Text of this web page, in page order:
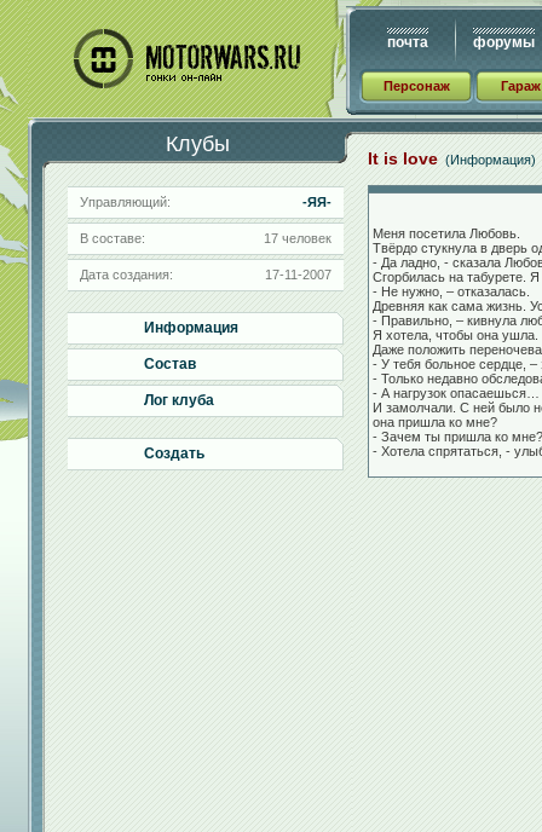
почта форумы
Персонаж Гараж
Клубы
Управляющий: -ЯЯ-
В составе: 17 человек
Дата создания: 17-11-2007
Информация
Состав
Лог клуба
Создать
It is love (Информация)
Меня посетила Любовь.
Твёрдо стукнула в дверь
- Да ладно, - сказала
Сгорбилась на табурете.
- Не нужно, – отказалась.
Древняя как сама жизнь.
- Правильно, – кивнула
Я хотела, чтобы она ушла.
Даже положить
- У тебя больное сердце,
- Только недавно
- А нагрузок опасаешься…
И замолчали. С ней было
она пришла ко мне?
- Зачем ты пришла ко мне?
- Хотела спрятаться, -